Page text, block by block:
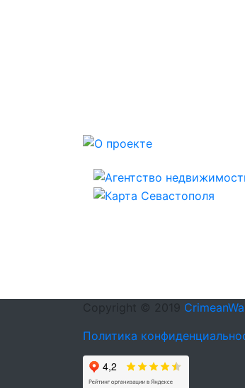
Copyright © 2019
Политика